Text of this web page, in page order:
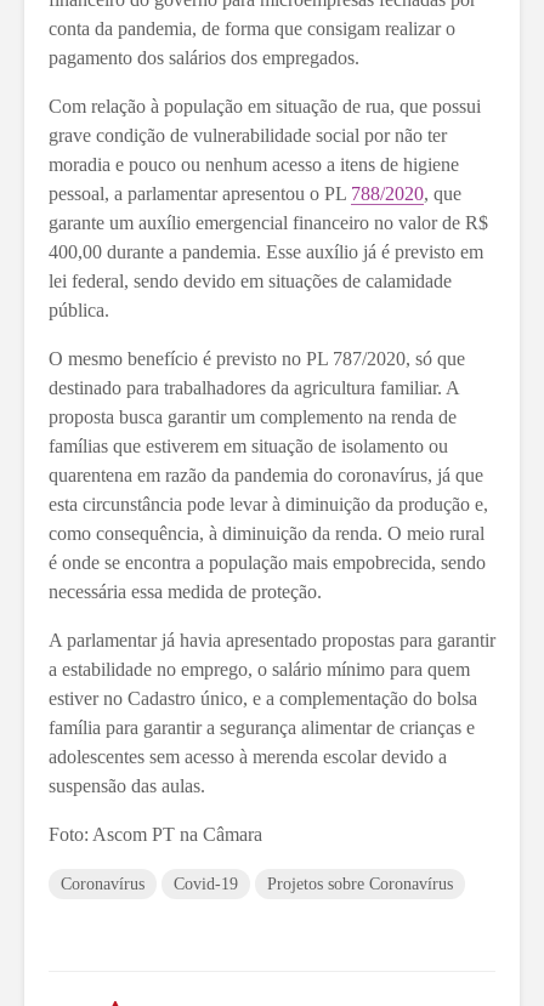
conta da pandemia, de forma que consigam realizar o
pagamento dos salários dos empregados.
Com relação à população em situação de rua, que possui
grave condição de vulnerabilidade social por não ter
moradia e pouco ou nenhum acesso a itens de higiene
pessoal, a parlamentar apresentou o PL 788/2020, que
garante um auxílio emergencial financeiro no valor de R$
400,00 durante a pandemia. Esse auxílio já é previsto em
lei federal, sendo devido em situações de calamidade
pública.
O mesmo benefício é previsto no PL 787/2020, só que
destinado para trabalhadores da agricultura familiar. A
proposta busca garantir um complemento na renda de
famílias que estiverem em situação de isolamento ou
quarentena em razão da pandemia do coronavírus, já que
esta circunstância pode levar à diminuição da produção e,
como consequência, à diminuição da renda. O meio rural
é onde se encontra a população mais empobrecida, sendo
necessária essa medida de proteção.
A parlamentar já havia apresentado propostas para garantir
a estabilidade no emprego, o salário mínimo para quem
estiver no Cadastro único, e a complementação do bolsa
família para garantir a segurança alimentar de crianças e
adolescentes sem acesso à merenda escolar devido a
suspensão das aulas.
Foto: Ascom PT na Câmara
Coronavírus Covid-19 Projetos sobre Coronavírus